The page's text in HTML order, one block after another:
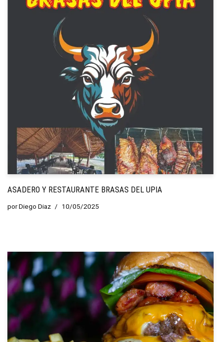
ASADERO Y RESTAURANTE BRASAS DEL UPIA
porDiego Diaz 10/05/2025